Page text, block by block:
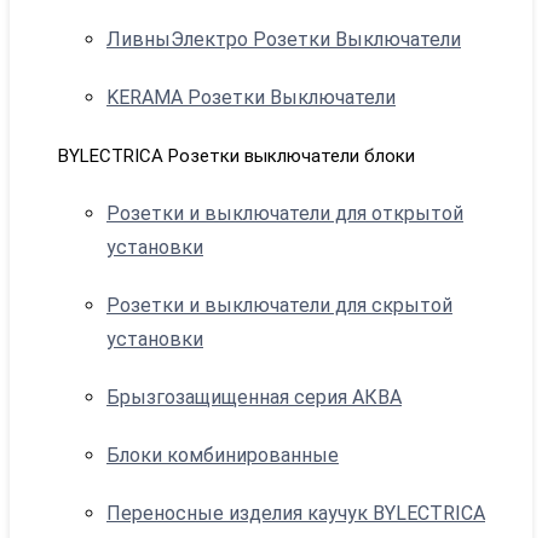
ЛивныЭлектро Розетки Выключатели
KERAMA Розетки Выключатели
BYLECTRICA Розетки выключатели блоки
Розетки и выключатели для открытой
установки
Розетки и выключатели для скрытой
установки
Брызгозащищенная серия АКВА
Блоки комбинированные
Переносные изделия каучук BYLECTRICA